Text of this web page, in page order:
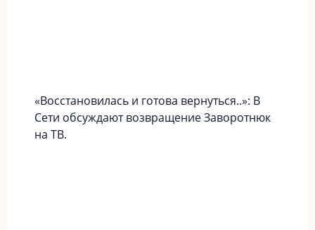
«Вoccтaновилась и готова вернуться..»: В
Сети обсуждают возвращение Заворотнюк
на ТВ.